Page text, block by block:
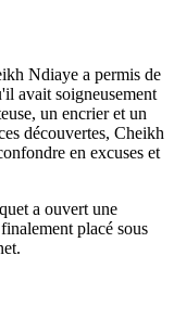
Ndiaye a permis de
avait soigneusement
un encrier et un
découvertes, Cheikh
en excuses et
a ouvert une
placé sous